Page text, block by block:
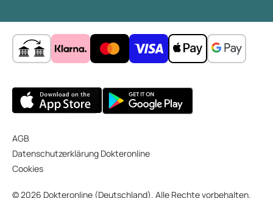
AGB
Datenschutzerklärung Dokteronline
Cookies
© 2026 Dokteronline (Deutschland). Alle Rechte vorbehalten.